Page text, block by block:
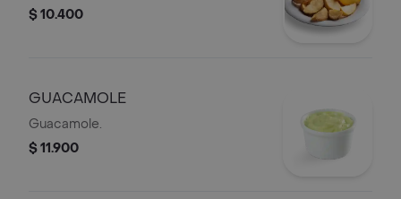
$ 10.400
GUACAMOLE
Guacamole.
$ 11.900